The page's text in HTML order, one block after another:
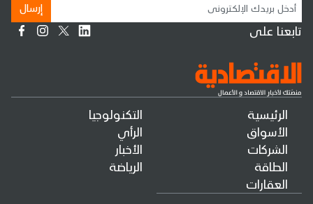
الرئيسية
الأسواق
الشركات
الطاقة
العقارات
التكنولوجيا
الرأي
الأخبار
الرياضة
إرسال
تابعنا على